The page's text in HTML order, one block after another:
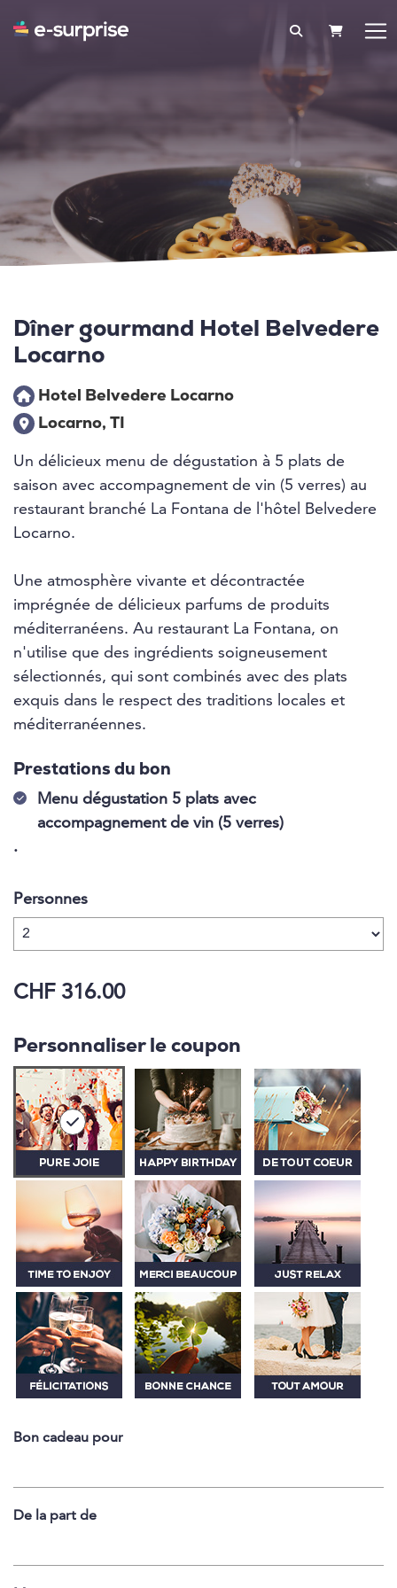
PANIER
Dîner gourmand Hotel Belvedere
Locarno
Hotel Belvedere Locarno
Locarno, TI
Un délicieux menu de dégustation à 5 plats de
saison avec accompagnement de vin (5 verres) au
restaurant branché La Fontana de l'hôtel Belvedere
Locarno.
Une atmosphère vivante et décontractée
imprégnée de délicieux parfums de produits
méditerranéens. Au restaurant La Fontana, on
n'utilise que des ingrédients soigneusement
sélectionnés, qui sont combinés avec des plats
exquis dans le respect des traditions locales et
méditerranéennes.
Prestations du bon
Menu dégustation 5 plats avec
accompagnement de vin (5 verres)
.
Personnes
CHF 316.00
Personnaliser le coupon
Bon cadeau pour
De la part de